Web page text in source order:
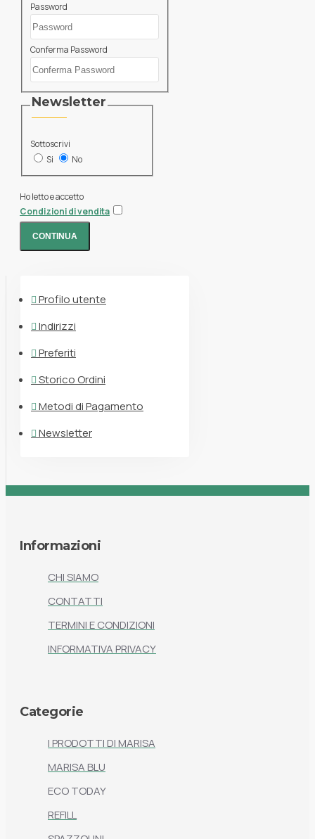
Password
Conferma Password
Newsletter
Sottoscrivi
Si
No
Ho letto e accetto
Condizioni di vendita
CONTINUA
Profilo utente
Indirizzi
Preferiti
Storico Ordini
Metodi di Pagamento
Newsletter
Informazioni
CHI SIAMO
CONTATTI
TERMINI E CONDIZIONI
INFORMATIVA PRIVACY
Categorie
I PRODOTTI DI MARISA
MARISA BLU
ECO TODAY
REFILL